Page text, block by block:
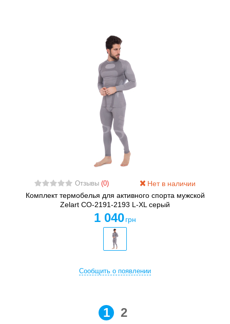
Отзывы (0)
Нет в наличии
Комплект термобелья для активного спорта мужской
Zelart CO-2191-2193 L-XL серый
1 040 грн
Сообщить о появлении
1 2